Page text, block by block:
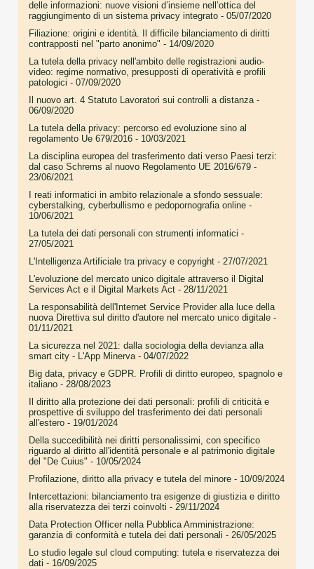
delle informazioni: nuove visioni d’insieme nell’ottica del
raggiungimento di un sistema privacy integrato - 05/07/2020
Filiazione: origini e identità. Il difficile bilanciamento di diritti
contrapposti nel "parto anonimo" - 14/09/2020
La tutela della privacy nell'ambito delle registrazioni audio-
video: regime normativo, presupposti di operatività e profili
patologici - 07/09/2020
Il nuovo art. 4 Statuto Lavoratori sui controlli a distanza -
06/09/2020
La tutela della privacy: percorso ed evoluzione sino al
regolamento Ue 679/2016 - 10/03/2021
La disciplina europea del trasferimento dati verso Paesi terzi:
dal caso Schrems al nuovo Regolamento UE 2016/679 -
23/06/2021
I reati informatici in ambito relazionale a sfondo sessuale:
cyberstalking, cyberbullismo e pedopornografia online -
10/06/2021
La tutela dei dati personali con strumenti informatici -
27/05/2021
L'Intelligenza Artificiale tra privacy e copyright - 27/07/2021
L'evoluzione del mercato unico digitale attraverso il Digital
Services Act e il Digital Markets Act - 28/11/2021
La responsabilità dell'Internet Service Provider alla luce della
nuova Direttiva sul diritto d'autore nel mercato unico digitale -
01/11/2021
La sicurezza nel 2021: dalla sociologia della devianza alla
smart city - L'App Minerva - 04/07/2022
Big data, privacy e GDPR. Profili di diritto europeo, spagnolo e
italiano - 28/08/2023
Il diritto alla protezione dei dati personali: profili di criticità e
prospettive di sviluppo del trasferimento dei dati personali
all'estero - 19/01/2024
Della succedibilità nei diritti personalissimi, con specifico
riguardo al diritto all'identità personale e al patrimonio digitale
del "De Cuius" - 10/05/2024
Profilazione, diritto alla privacy e tutela del minore - 10/09/2024
Intercettazioni: bilanciamento tra esigenze di giustizia e diritto
alla riservatezza dei terzi coinvolti - 29/11/2024
Data Protection Officer nella Pubblica Amministrazione:
garanzia di conformità e tutela dei dati personali - 26/05/2025
Lo studio legale sul cloud computing: tutela e riservatezza dei
dati - 16/09/2025